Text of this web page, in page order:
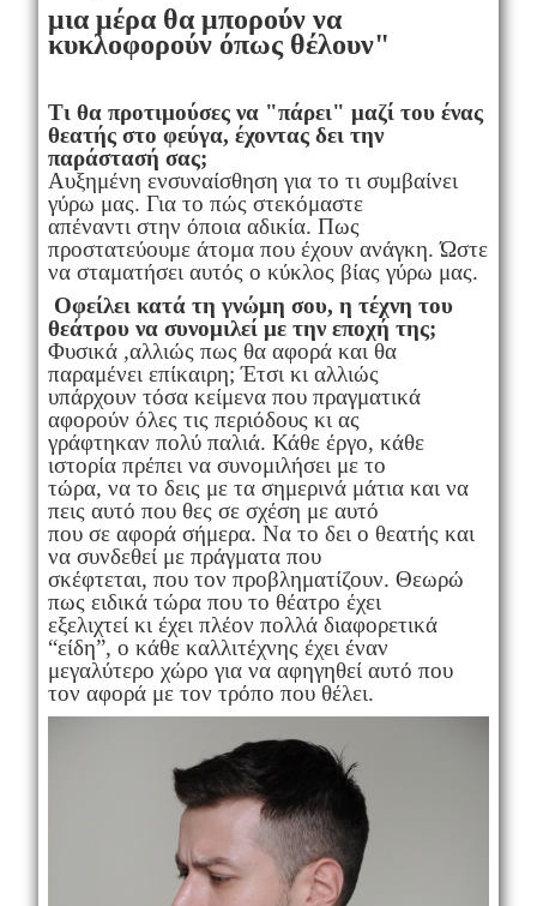
μια μέρα θα μπορούν να
κυκλοφορούν όπως θέλουν"
Τι θα προτιμούσες να "πάρει" μαζί του ένας
θεατής στο φεύγα, έχοντας δει την
παράστασή σας;
Αυξημένη ενσυναίσθηση για το τι συμβαίνει
γύρω μας. Για το πώς στεκόμαστε
απέναντι στην όποια αδικία. Πως
προστατεύουμε άτομα που έχουν ανάγκη. Ώστε
να σταματήσει αυτός ο κύκλος βίας γύρω μας.
Οφείλει κατά τη γνώμη σου, η τέχνη του
θεάτρου να συνομιλεί με την εποχή της;
Φυσικά ,αλλιώς πως θα αφορά και θα
παραμένει επίκαιρη; Έτσι κι αλλιώς
υπάρχουν τόσα κείμενα που πραγματικά
αφορούν όλες τις περιόδους κι ας
γράφτηκαν πολύ παλιά. Κάθε έργο, κάθε
ιστορία πρέπει να συνομιλήσει με το
τώρα, να το δεις με τα σημερινά μάτια και να
πεις αυτό που θες σε σχέση με αυτό
που σε αφορά σήμερα. Να το δει ο θεατής και
να συνδεθεί με πράγματα που
σκέφτεται, που τον προβληματίζουν. Θεωρώ
πως ειδικά τώρα που το θέατρο έχει
εξελιχτεί κι έχει πλέον πολλά διαφορετικά
“είδη”, ο κάθε καλλιτέχνης έχει έναν
μεγαλύτερο χώρο για να αφηγηθεί αυτό που
τον αφορά με τον τρόπο που θέλει.